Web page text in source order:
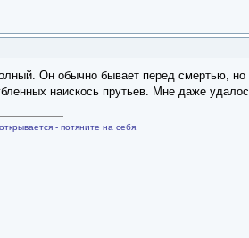
Он обычно бывает перед смертью,
наискось прутьев. Мне даже
- потяните на себя.